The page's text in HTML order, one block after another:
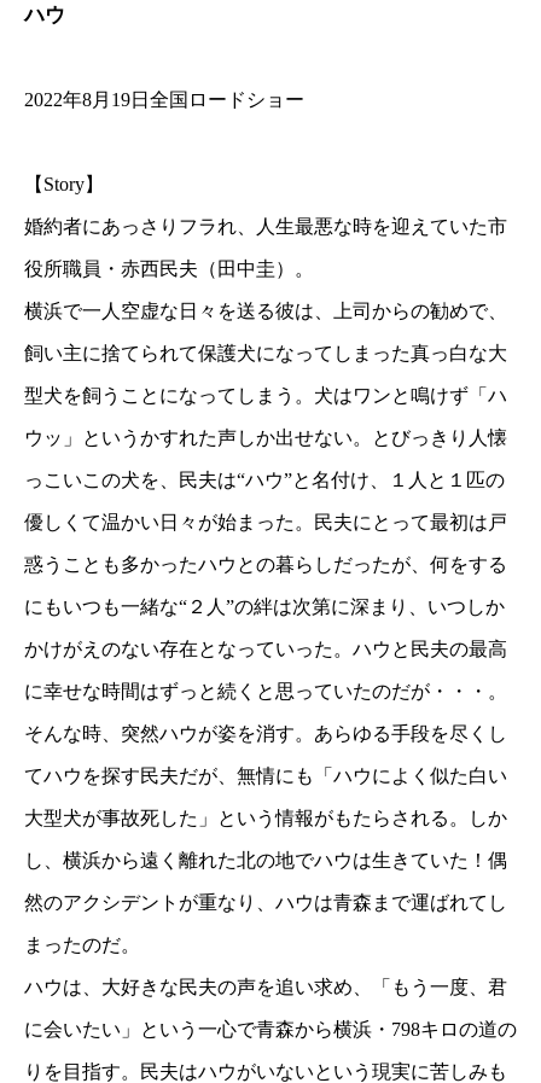
ハウ
2022年8月19日全国ロードショー
【Story】
婚約者にあっさりフラれ、人生最悪な時を迎えていた市
役所職員・赤西民夫（田中圭）。
横浜で一人空虚な日々を送る彼は、上司からの勧めで、
飼い主に捨てられて保護犬になってしまった真っ白な大
型犬を飼うことになってしまう。犬はワンと鳴けず「ハ
ウッ」というかすれた声しか出せない。とびっきり人懐
っこいこの犬を、民夫は“ハウ”と名付け、１人と１匹の
優しくて温かい日々が始まった。民夫にとって最初は戸
惑うことも多かったハウとの暮らしだったが、何をする
にもいつも一緒な“２人”の絆は次第に深まり、いつしか
かけがえのない存在となっていった。ハウと民夫の最高
に幸せな時間はずっと続くと思っていたのだが・・・。
そんな時、突然ハウが姿を消す。あらゆる手段を尽くし
てハウを探す民夫だが、無情にも「ハウによく似た白い
大型犬が事故死した」という情報がもたらされる。しか
し、横浜から遠く離れた北の地でハウは生きていた！偶
然のアクシデントが重なり、ハウは青森まで運ばれてし
まったのだ。
ハウは、大好きな民夫の声を追い求め、「もう一度、君
に会いたい」という一心で青森から横浜・798キロの道の
りを目指す。民夫はハウがいないという現実に苦しみも